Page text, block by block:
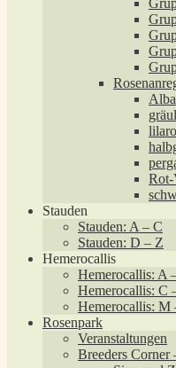
Stauden
Stauden: A – C
Stauden: D – Z
Hemerocallis
Hemerocallis: A
Hemerocallis: C
Hemerocallis: M
Rosenpark
Veranstaltungen
Breeders Corner